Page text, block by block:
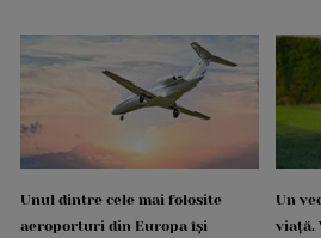
Unul dintre cele mai folosite
aeroporturi din Europa își
Un
viață.